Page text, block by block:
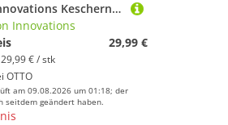
Preston Innovations Keschernetz Preston Carbon Match Landing Net 16"
Innovations
29,99 €
€ / stk
OTTO
am 09.08.2026 um 01:18; der
seitdem geändert haben.